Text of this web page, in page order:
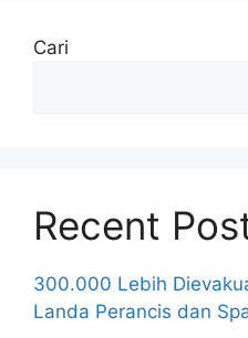
Cari
Recent
300.000 Lebih
Landa Perancis dan